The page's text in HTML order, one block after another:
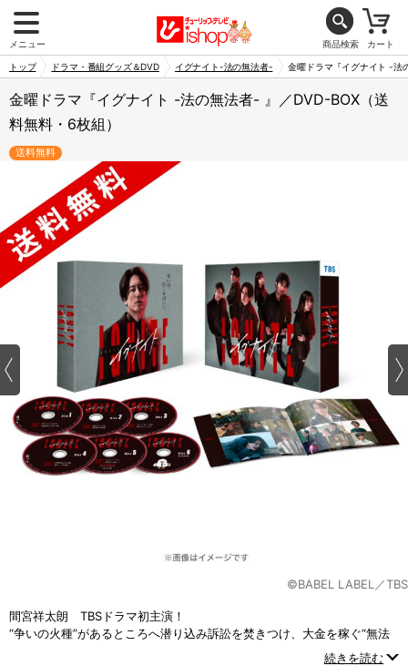
メニュー 商品検索 カート
トップ ドラマ・番組グッズ＆DVD イグナイト-法の無法者- 金曜ドラマ『イグナイト -法
金曜ドラマ『イグナイト -法の無法者- 』／DVD-BOX（送
料無料・6枚組）
送料無料
©BABEL LABEL／TBS
間宮祥太朗 TBSドラマ初主演！
“争いの火種”があるところへ潜り込み訴訟を焚きつけ、大金を稼ぐ“無法
続きを読む